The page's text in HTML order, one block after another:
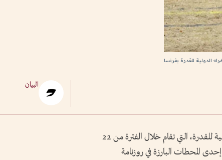
الدولية للقدرة بفرنسا
البيان
يشارك نخبة من فرسان الإمارات في سباقات «كاستلساغرا» الدولية للقدرة، التي تقام خلال الفترة من 22
إحدى المحطات البارزة في روزنامة